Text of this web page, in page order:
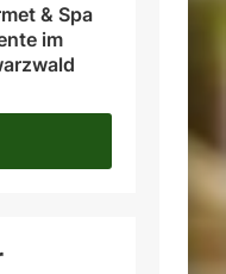
& Spa
im